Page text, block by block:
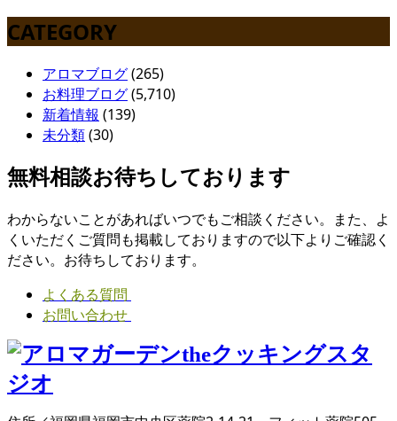
CATEGORY
アロマブログ(265)
お料理ブログ(5,710)
新着情報 (139)
未分類(30)
無料相談お待ちしております
わからないことがあればいつでもご相談ください。また、よ
くいただくご質問も掲載しておりますので以下よりご確認く
ださい。お待ちしております。
よくある質問
お問い合わせ